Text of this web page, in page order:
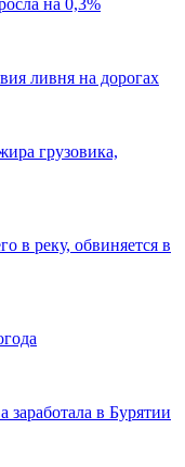
на 0,3%
ливня на дорогах
грузовика,
в реку, обвиняется в
заработала в Бурятии